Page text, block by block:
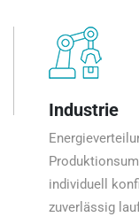
Industrie
individuell
zuverlässig